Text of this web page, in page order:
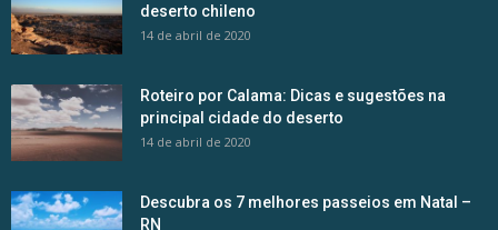
deserto chileno
14 de abril de 2020
Roteiro por Calama: Dicas e sugestões na
principal cidade do deserto
14 de abril de 2020
Descubra os 7 melhores passeios em Natal –
RN